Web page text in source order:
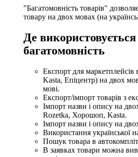
"Багатомовність товарів"
товару на двох мовах (на
Де використовується
багатомовність
Експорт для
Kasta, Епіцентр) на двох
мові.
Експорт/імпорт товарів з
Імпорт назви і опису на
Rozetka, Хорошоп, Kasta.
Імпорт назви і опису на
Використання української
Пошук товара в
В заявках товари можна